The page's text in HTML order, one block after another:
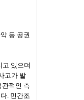
등 공권
있으며
고가 발
적인 측
. 민간조